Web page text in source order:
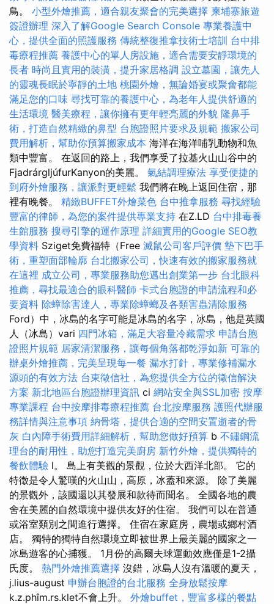
鳥。 小型外燴推薦，適合親友聚會的完美選擇 柬埔寨旅遊
簽證辦理 深入了解Google Search Console 專業養護中
心，提供全面的照護服務 傳統整復推拿技術士培訓 台中排
毒療程推薦 養護中心的單人房設施，適合需要安靜環境的
長者 時尚且實用的裝潢，提升家居格調 設立墓園，讓先人
的靈魂長眠於寧靜的土地 桃園外燴，無論婚宴或聚會都能
滿足您的口味 尋找可靠的養護中心，為老年人提供舒適的
生活環境 醫美療程，讓你擁有更年輕亮麗的外貌 隆鼻手
術，打造自然精緻的鼻型 台胞證照片要求及規範 搬家公司
費用解析，幫助你預算搬家成本 海洋在海洋哺乳動物和魚
類中豐富。 在返回的路上，我們享受了拉基火山山谷中的
FjadrárgljúfurKanyon的美麗。 氣結調理療法 享受便捷的
到府外燴服務，讓派對更輕鬆 我們將在晚上返回住宿，那
裡有晚餐。 精緻BUFFET外燴菜色 台中推拿服務 尋找經驗
豐富的律師，為您的案件提供專業支持 在Z.LD 台中排毒養
生館服務 搜尋引擎的運作原理 詳細實用的Google SEO教
學資料 Sziget免費福特（Free 滅鼠公司客戶評價 墊下巴手
術，重塑面部輪廓 台北搬家公司，快速有效的搬家服務就
在這裡 成立公司，專業服務助您邁出創業第一步 台北眼科
推薦，尋找最適合的眼科醫師 卡式台胞證的申請流程和必
要資料 除蟑除害達人，專業除蟑螂及各類害蟲清除服務
Ford）中，冰島的名字可能是冰島的名字，冰島，他是英國
人（冰島）vari 四門冰箱，滿足大容量冷藏需求 申請台胞
證照片規範 居家清潔服務，讓每個角落都乾淨如新 可靠的
辦桌外燴推薦，完美呈現每一餐 漏水打針，專業修補漏水
源頭的有效方法 台東徵信社，為您提供全方位的徵信解決
方案 新北地區台胞證辦理資訊 ci 網站安全與SSL加密 按摩
專業課程 台中按摩排毒療程推薦 台北按摩服務 護照代辦服
務詳情與注意事項 納骨塔，提供合適的空間安置逝者的骨
灰 白內障手術費用詳細解析，幫助您做好預算 b 不鏽鋼流
理台的耐用性，助您打造完美廚房 新竹外燴，提供獨特的
餐飲體驗 l。 島上有美觀的景觀，位於大西洋北部。 它的
特徵是令人驚嘆的火山山，高原，冰蓋和來源。 除了美麗
的景觀外，該國還以其發展和款待而聞名。 全國各地的農
舍在美麗的自然環境中提供友好的住宿。 我們可以在普通
或浴室類別之間進行選擇。 住宿在家庭房，農場或鄉村酒
店。 獨特的獨特自然環境立即被世界上最美麗的國家之一
冰島遊客的心捕獲。 1月份的高爾夫球運動效應僅是1-2攝
氏度。 熱門外燴推薦選擇 沒錯，冰島人沒有溫暖的夏天，
j.lius-august 申辦台胞證的台北服務 全身放鬆按摩
k.z.phîm.rs.klet不會上升。 外燴buffet，豐富多樣的餐點